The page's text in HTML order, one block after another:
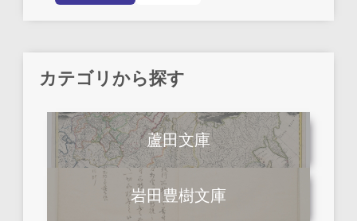
カテゴリから探す
蘆田文庫
岩田豊樹文庫